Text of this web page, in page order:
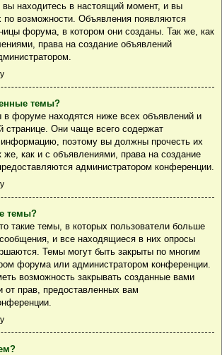
находитесь в настоящий момент, и вы
по возможности. Объявления появляются
форума, в котором они созданы. Так же, как
права на создание объявлений
темы?
форуме находятся ниже всех объявлений и
странице. Они чаще всего содержат
поэтому вы должны прочесть их
же, как и с объявлениями, права на создание
администратором конференции.
темы?
такие темы, в которых пользователи больше
и все находящиеся в них опросы
Темы могут быть закрыты по многим
форума или администратором конференции.
возможность закрывать созданные вами
от прав, предоставленных вам